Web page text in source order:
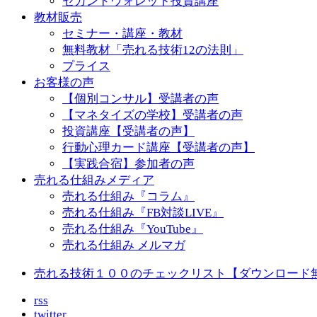
教材販売
セミナー・講座・教材
無料教材「売れる技術12の法則」
プライス
お客様の声
【個別コンサル】受講者の声
【マネタイズの学校】受講者の声
投資講座【受講者の声】
行動心理カード講座【受講者の声】
【実践合宿】参加者の声
売れる仕組みメディア
売れる仕組み『コラム』
売れる仕組み『FB対談LIVE』
売れる仕組み『YouTube』
売れる仕組み メルマガ
売れる技術１００のチェックリスト【ダウンロード
rss
twitter